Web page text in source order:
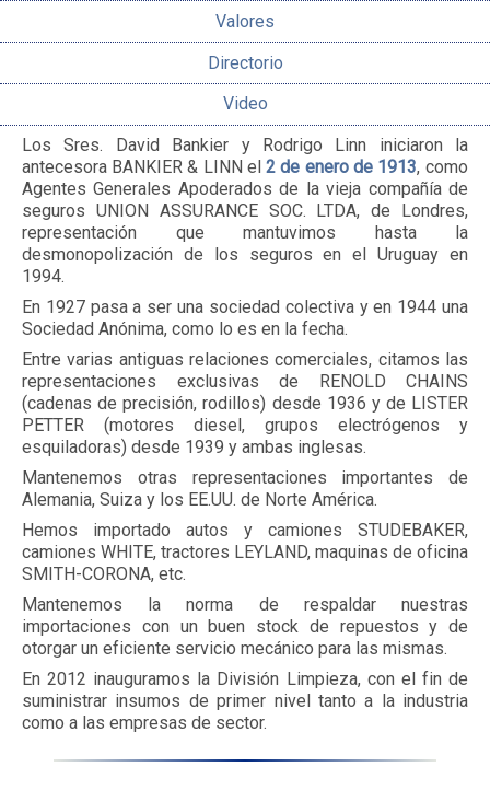
Valores
Directorio
Video
Los Sres. David Bankier y Rodrigo Linn iniciaron la
antecesora BANKIER & LINN el 2 de enero de 1913, como
Agentes Generales Apoderados de la vieja compañía de
seguros UNION ASSURANCE SOC. LTDA, de Londres,
representación que mantuvimos hasta la
desmonopolización de los seguros en el Uruguay en
1994.
En 1927 pasa a ser una sociedad colectiva y en 1944 una
Sociedad Anónima, como lo es en la fecha.
Entre varias antiguas relaciones comerciales, citamos las
representaciones exclusivas de RENOLD CHAINS
(cadenas de precisión, rodillos) desde 1936 y de LISTER
PETTER (motores diesel, grupos electrógenos y
esquiladoras) desde 1939 y ambas inglesas.
Mantenemos otras representaciones importantes de
Alemania, Suiza y los EE.UU. de Norte América.
Hemos importado autos y camiones STUDEBAKER,
camiones WHITE, tractores LEYLAND, maquinas de oficina
SMITH-CORONA, etc.
Mantenemos la norma de respaldar nuestras
importaciones con un buen stock de repuestos y de
otorgar un eficiente servicio mecánico para las mismas.
En 2012 inauguramos la División Limpieza, con el fin de
suministrar insumos de primer nivel tanto a la industria
como a las empresas de sector.